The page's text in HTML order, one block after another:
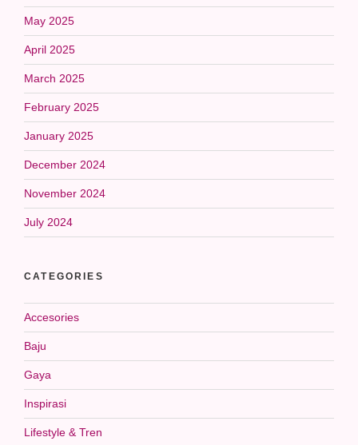
May 2025
April 2025
March 2025
February 2025
January 2025
December 2024
November 2024
July 2024
CATEGORIES
Accesories
Baju
Gaya
Inspirasi
Lifestyle & Tren